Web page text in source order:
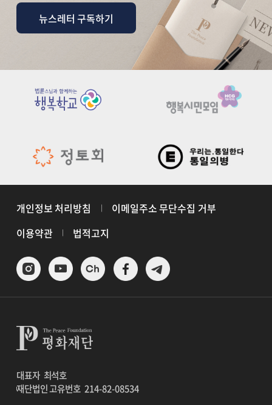
뉴스레터 구독하기
개인정보 처리방침
이메일주소 무단수집 거부
이용약관
법적고지
대표자 최석호
재단법인 고유번호214-82-08534